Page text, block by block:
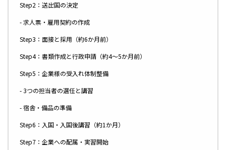
Step2：送出国の決定
- 求人票・雇用契約の作成
Step3：面接と採用（約6か月前）
Step4：書類作成と行政申請（約4〜5か月前）
Step5：企業様の受入れ体制整備
- 3つの担当者の選任と講習
- 宿舎・備品の準備
Step6：入国・入国後講習（約1か月）
Step7：企業への配属・実習開始